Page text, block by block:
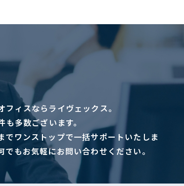
ィスならライヴェックス。
多数ございます。
ワンストップで一括サポートいたしま
もお気軽にお問い合わせください。